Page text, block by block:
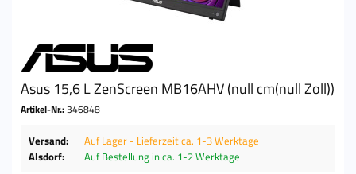
Asus 15,6 L ZenScreen MB16AHV (null cm(null Zoll))
Artikel-Nr.:346848
Versand:
Auf Lager - Lieferzeit ca. 1-3 Werktage
Alsdorf:
Auf Bestellung in ca. 1-2 Werktage